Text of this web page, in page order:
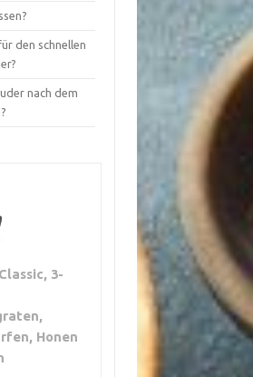
den schnellen
nach dem
3-
Honen